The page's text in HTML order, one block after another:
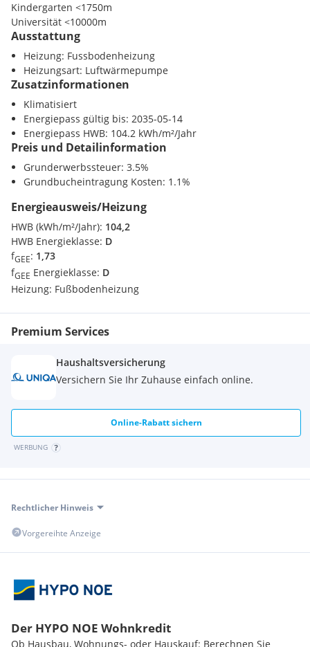
HEIZUNG: neue Luftwärmepumpe HWB: 104,2 kwh/m²a
fGEE: 1,73
Die komplette Liegenschaft inklusive dem Trainingsraum ist
klimatisiert.
KAUFPREIS: EUR 1.495.000,--
jährliche MIETE: EUR 32.500,--
Der Vermittler ist als Doppelmakler tätig.
Kindergarten <1750m
Universität <10000m
Nahversorgung
Supermarkt <500m
Bäckerei <1000m
Verkehr
Autobahnanschluss <2750m
Bahnhof <1000m
Flughafen <9500m
Sonstige
Post <1000m
Polizei <1250m
Ausstattung
Heizung: Fussbodenheizung
Heizungsart: Luftwärmepumpe
Zusatzinformationen
Klimatisiert
Energiepass gültig bis: 2035-05-14
Energiepass HWB: 104.2 kWh/m²/Jahr
Preis und Detailinformation
Grunderwerbssteuer: 3.5%
Grundbucheintragung Kosten: 1.1%
Energieausweis/Heizung
HWB (kWh/m²/Jahr): 104,2
HWB Energieklasse: D
fGEE: 1,73
fGEE Energieklasse: D
Heizung: Fußbodenheizung
Premium Services
Haushaltsversicherung
Versichern Sie Ihr Zuhause einfach online.
Online-Rabatt sichern
WERBUNG
Rechtlicher Hinweis
Vorgereihte Anzeige
Der HYPO NOE Wohnkredit
Ob Hausbau, Wohnungs- oder Hauskauf: Berechnen Sie